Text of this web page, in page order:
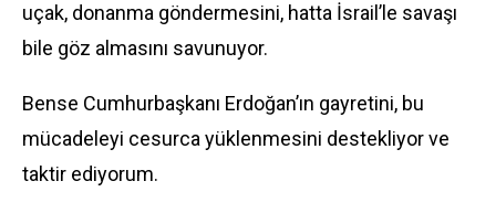
uçak, donanma göndermesini, hatta İsrail’le savaşı
bile göz almasını savunuyor.
Bense Cumhurbaşkanı Erdoğan’ın gayretini, bu
mücadeleyi cesurca yüklenmesini destekliyor ve
taktir ediyorum.